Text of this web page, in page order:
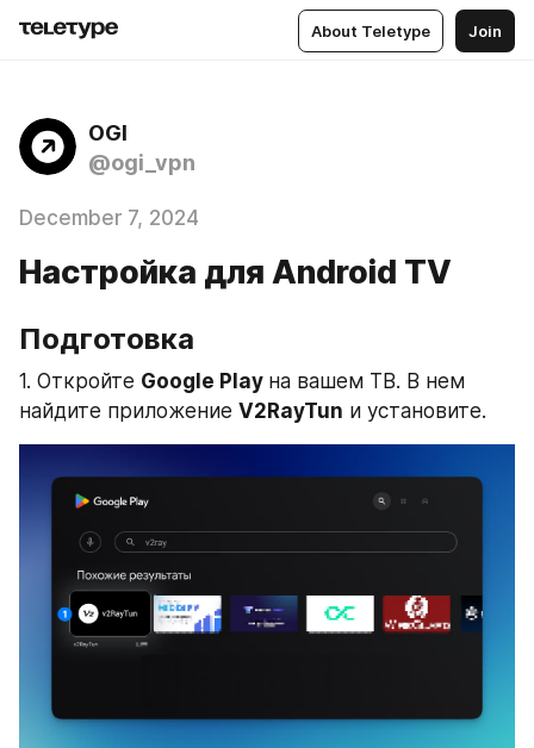
About Teletype Join
OGI
@ogi_vpn
December 7, 2024
Настройка для Android TV
Подготовка
1. Откройте Google Play на вашем ТВ. В нем
найдите приложение V2RayTun и установите.